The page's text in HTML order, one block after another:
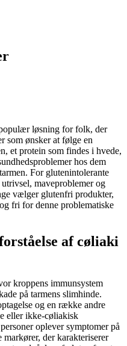
løsning for folk, der
som ønsker at følge en
et protein som findes i hvede,
hos dem
For glutenintolerante
maveproblemer og
vælger glutenfri produkter,
fri for denne problematiske
af cøliaki
kroppens immunsystem
på tarmens slimhinde.
og en række andre
eller ikke-cøliakisk
oplever symptomer på
der karakteriserer